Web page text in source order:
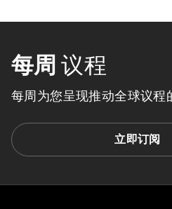
每周 议程
每周为您呈现推动全球议程
立即订阅